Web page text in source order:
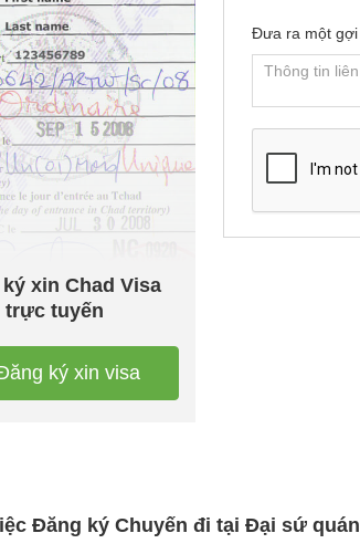
Đăng ký Chuyến đi tại Đại sứ
xin Chad Visa
trực tuyến
ký xin visa
Đưa ra một gợi